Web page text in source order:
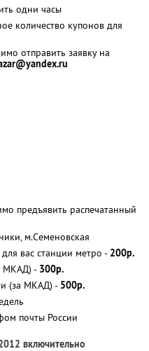
одни часы
количество купонов для
отправить заявку на
предъявить распечатанный
м.Семеновская
вас станции метро - 200р.
МКАД) - 300р.
(за МКАД) - 500р.
почты России
включительно